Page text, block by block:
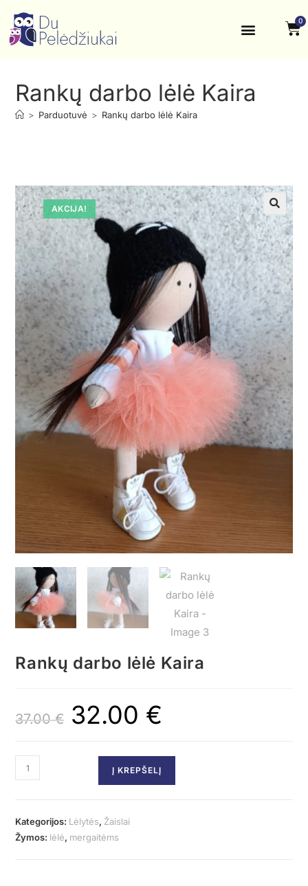
0
Rankų darbo lėlė Kaira
> Parduotuvė > Rankų darbo lėlė Kaira
AKCIJA!
🔍
Rankų darbo lėlė Kaira
37.00€ 32.00 €
Į KREPŠELĮ
Kategorijos: Lėlytės, Žaislai
Žymos: lėlė, mergaitėms